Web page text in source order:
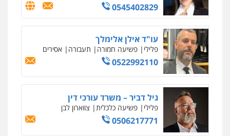
עו"ד אייל אביטל
פלילי פשיעה חמורה מעצרים וחקירות
0544712201
כבריאן, מזר – משרד עורכי דין
פלילי מעצרים וחקירות
0543986802
0545402829
עו"ד אילן אלימלך
פלילי פשיעה חמורה תעבורה אסירים
0522992110
גיל דביר – משרד עורכי דין
פלילי פשיעה כלכלית צווארון לבן
0506217771